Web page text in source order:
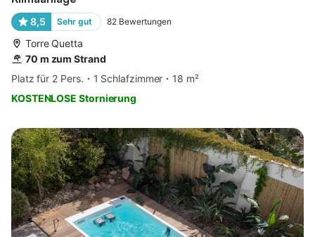
8,5 Sehr gut 82 Bewertungen
Torre Quetta
70 m zum Strand
Platz für 2 Pers.
1 Schlafzimmer
18 m²
KOSTENLOSE Stornierung